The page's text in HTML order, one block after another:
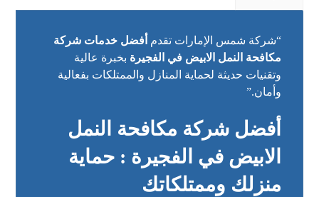
“شركة شمس الإمارات تقدم أفضل خدمات شركة
مكافحة النمل الابيض في الفجيرة بخبرة عالية
وتقنيات حديثة لحماية المنازل والممتلكات بفعالية
وأمان.”
أفضل شركة مكافحة النمل
الابيض في الفجيرة : حماية
منزلك وممتلكاتك